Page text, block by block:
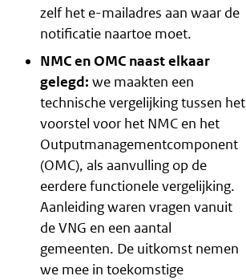
zelf het e-mailadres aan waar de
notificatie naartoe moet.
NMC en OMC naast elkaar
gelegd: we maakten een
technische vergelijking tussen het
voorstel voor het NMC en het
Outputmanagementcomponent
(OMC), als aanvulling op de
eerdere functionele vergelijking.
Aanleiding waren vragen vanuit
de VNG en een aantal
gemeenten. De uitkomst nemen
we mee in toekomstige